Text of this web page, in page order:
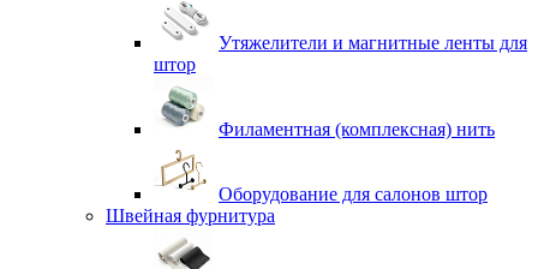
Утяжелители и магнитные ленты для
штор
Филаментная (комплексная) нить
Оборудование для салонов штор
Швейная фурнитура